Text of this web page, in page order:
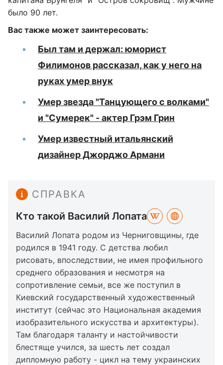
было 90 лет.
Вас также может заинтересовать:
Был там и держал: юморист
Филимонов рассказал, как у него на
руках умер внук
Умер звезда "Танцующего с волками"
и "Сумерек" - актер Грэм Грин
Умер известный итальянский
дизайнер Джорджо Армани
СПРАВКА
Кто такой Василий Лопата
Василий Лопата родом из Черниговщины, где
родился в 1941 году. С детства любил
рисовать, впоследствии, не имея профильного
среднего образования и несмотря на
сопротивление семьи, все же поступил в
Киевский государственный художественный
институт (сейчас это Национальная академия
изобразительного искусства и архитектуры).
Там благодаря таланту и настойчивости
блестяще учился, за шесть лет создал
дипломную работу - цикл на тему украинских